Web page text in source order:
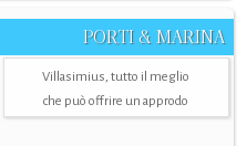
PORTI & MARINA
Villasimius, tutto il meglio
che può offrire un approdo